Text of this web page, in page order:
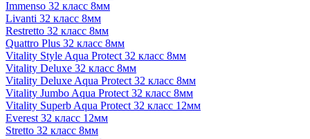
Immenso 32 класс 8мм
Livanti 32 класс 8мм
Restretto 32 класс 8мм
Quattro Plus 32 класс 8мм
Vitality Style Aqua Protect 32 класс 8мм
Vitality Deluxe 32 класс 8мм
Vitality Deluxe Aqua Protect 32 класс 8мм
Vitality Jumbo Aqua Protect 32 класс 8мм
Vitality Superb Aqua Protect 32 класс 12мм
Everest 32 класс 12мм
Stretto 32 класс 8мм